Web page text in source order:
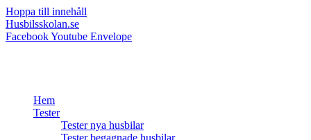
Hoppa till innehåll
Husbilsskolan.se
FacebookYoutube Envelope
Hem
Tester
Tester nya husbilar
Tester begagnade husbilar